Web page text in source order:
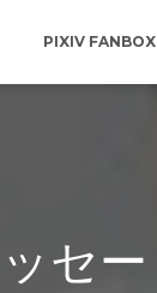
PIXIV FANBOX
セー